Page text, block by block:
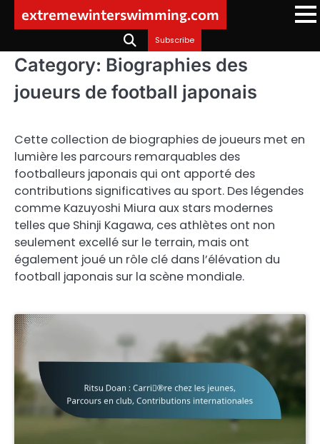
extremewinterswimming.com
Subscribe
Category: Biographies des
joueurs de football japonais
Cette collection de biographies de joueurs met en
lumière les parcours remarquables des
footballeurs japonais qui ont apporté des
contributions significatives au sport. Des légendes
comme Kazuyoshi Miura aux stars modernes
telles que Shinji Kagawa, ces athlètes ont non
seulement excellé sur le terrain, mais ont
également joué un rôle clé dans l’élévation du
football japonais sur la scène mondiale.